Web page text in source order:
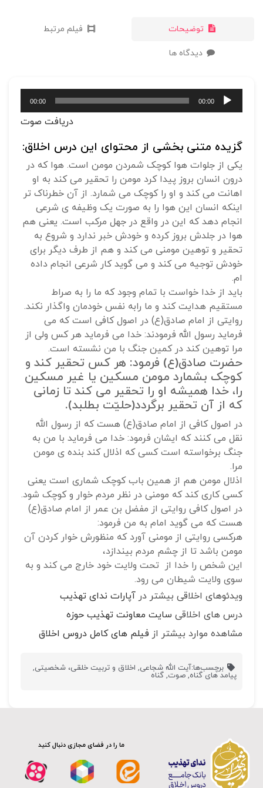
توضیحات فیلم مرتبط
دیدگاه ها
پخش‌کننده
صوت
00:00
00:00
دریافت صوت
گزیده متنی بخشی از محتوای این درس اخلاق:
یکی از جلوات هوا کوچک شمردن مومن است. هوا که در
درون انسان بروز پیدا کرد مومن را تحقیر می کند به او
اهانت می کند و او را کوچک می شمارد. از آن خطرناک تر
اینکه انسان این هوا را به صورت یک وظیفه ی شرعی
انجام دهد که این در واقع در جهل مرکب است. یعنی هم
هوا در جلدش بروز کرده و خودش خبر ندارد و شروع به
تحقیر و توهین مومنی می کند و هم از طرف دیگر برای
خودش توجیه می کند و می گوید کار شرعی انجام داده
ام.
باید از خدا خواست با تمام وجود که ما را به صراط
مستقیم هدایت کند و ما رابه نفس خودمان واگذار نکند.
روایتی از امام صادق(ع) در اصول کافی است که می
فرماید رسول الله فرمودند: خدا می فرماید هر کس ولی از
مرا توهین کند در کمین جنگ با من نشسته است.
حضرت صادق(ع) فرمود: هر کس تحقیر کند و
کوچک بشمارد مومن مسکین یا غیر مسکین
را، خدا همیشه او را تحقیر می کند تا زمانی
که از آن تحقیر برگردد(حلیّت بطلبد).
در اصول کافی از امام صادق(ع) هست که از رسول الله
نقل می کنند که ایشان فرمود: خدا می فرماید با من به
جنگ برخواسته است کسی که اذلال کند بنده ی مومن
مرا.
اذلال مومن هم از همین باب کوچک شماری است یعنی
کسی کاری کند که مومنی در نظر مردم خوار و کوچک شود.
در اصول کافی روایتی از مفضل بن عمر از امام صادق(ع)
هست که می گوید امام به من فرمود:
هرکسی روایتی از مومنی آورد که منظورش خوار کردن آن
مومن باشد تا از چشم مردم بیندازد،
این شخص را خدا از تحت ولایت خود خارج می کند و به
سوی ولایت شیطان می رود.
ویدئوهای اخلاقی بیشتر در آپارات ندای تهذیب
درس های اخلاقی سایت معاونت تهذیب حوزه
مشاهده موارد بیشتر از فیلم های کامل دروس اخلاق
برچسب‌ها:آیت الله شجاعی, اخلاق و تربیت خلقی، شخصیتی,
پیامد های گناه, صوت, گناه
ما را در فضای مجازی دنبال کنید